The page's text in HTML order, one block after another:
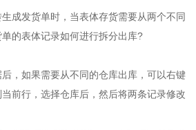
成发货单时，当表体存货需要从两个不同
的表体记录如何进行拆分出库?
，如果需要从不同的仓库出库，可以右键
前行，选择仓库后，然后将两条记录修改